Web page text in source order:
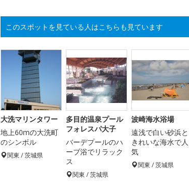
このスポットを見ている人はこちらも見ています
大洗マリンタワー
地上60mの大洗町
のシンボル
関東 / 茨城県
多目的温泉プール
フォレスパ大子
バーデプールのハ
ーブ浴でリラック
ス
関東 / 茨城県
波崎海水浴場
遠浅で白い砂浜と
きれいな海水で人
気
関東 / 茨城県